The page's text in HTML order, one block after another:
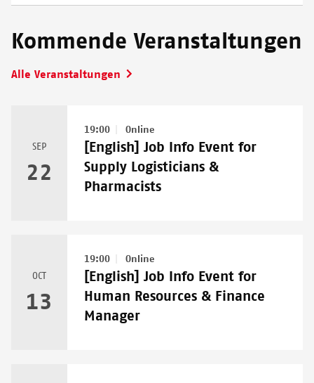
Kommende Veranstaltungen
Alle Veranstaltungen
SEP
22
19:00 Online
[English] Job Info Event for
Supply Logisticians &
Pharmacists
OCT
13
19:00 Online
[English] Job Info Event for
Human Resources & Finance
Manager